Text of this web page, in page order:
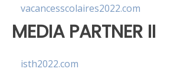
vacancesscolaires2022.com
MEDIA PARTNER II
isth2022.com